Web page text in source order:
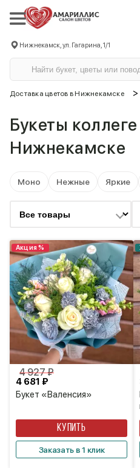
Нижнекамск, ул. Гагарина, 1/1
Доставка цветов в Нижнекамске >
Букеты коллеге
Нижнекамске
Моно Нежные Яркие
Акция %
Букет «Валенсия»
4 681 ₽
4 927 ₽
КУПИТЬ
Заказать в 1 клик